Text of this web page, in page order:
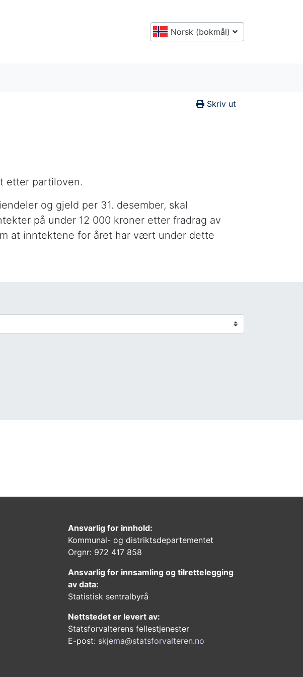
Norsk (bokmål)
Skriv ut
etter partiloven.
og gjeld per 31. desember, skal
på under 12 000 kroner etter fradrag av
at inntektene for året har vært under dette
Ansvarlig for innhold:
Kommunal- og distriktsdepartementet
Orgnr: 972 417 858
Ansvarlig for innsamling og tilrettelegging
av data:
Statistisk sentralbyrå
Nettstedet er levert av:
Statsforvalterens fellestjenester
E-post: skjema@statsforvalteren.no